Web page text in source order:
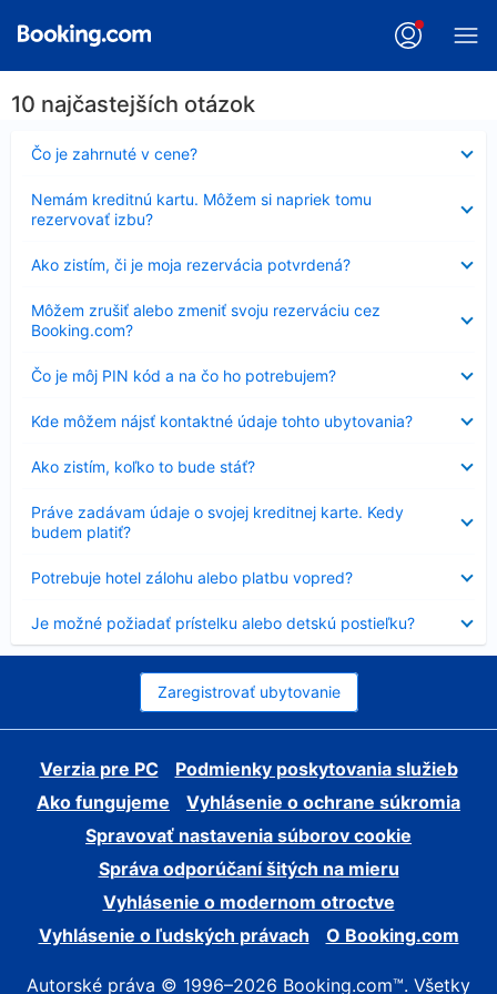
10 najčastejších otázok
Čo je zahrnuté v cene?
Nezobrazuje
sa
Nemám kreditnú kartu. Môžem si napriek tomu
rezervovať izbu?
sa
Ako zistím, či je moja rezervácia potvrdená?
sa
Môžem zrušiť alebo zmeniť svoju rezerváciu cez
Booking.com?
sa
Čo je môj PIN kód a na čo ho potrebujem?
Nezobrazuje
sa
Kde môžem nájsť kontaktné údaje tohto ubytovania?
sa
Ako zistím, koľko to bude stáť?
sa
Práve zadávam údaje o svojej kreditnej karte. Kedy
budem platiť?
sa
Potrebuje hotel zálohu alebo platbu vopred?
sa
Je možné požiadať prístelku alebo detskú postieľku?
sa
Zaregistrovať ubytovanie
Verzia pre PC
Podmienky poskytovania služieb
Ako fungujeme
Vyhlásenie o ochrane súkromia
Spravovať nastavenia súborov cookie
Správa odporúčaní šitých na mieru
Vyhlásenie o modernom otroctve
Vyhlásenie o ľudských právach
O Booking.com
Autorské práva © 1996–2026 Booking.com™. Všetky